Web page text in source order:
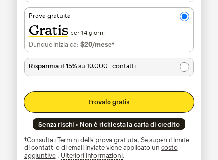
Prova gratuita
Gratis per 14 giorni
Dunque inizia da: $20/mese†al mese†
Risparmia il 15%su 10.000+ contatti
Provalo gratis
Senza rischi • Non è richiesta la carta di credito
†Consulta iTermini della prova gratuita. Se superi il limite
di contatti o di email inviate viene applicato un costo
aggiuntivo. Ulteriori informazionitooltip